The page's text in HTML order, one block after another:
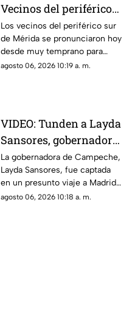
Vecinos del periférico
sur de Mérida ALZAN
LA VOZ tras INVASIÓN
de 'paracaidistas'
Los vecinos del periférico sur
de Mérida se pronunciaron hoy
desde muy temprano para
realizar el bloqueo con llantas y
agosto 06, 2026 10:19 a. m.
VIDEO: Tunden a Layda
Sansores, gobernadora
de Campeche, por
presunto viaje a
Madrid
La gobernadora de Campeche,
Layda Sansores, fue captada
en un presunto viaje a Madrid
mientras el estado atraviesa
agosto 06, 2026 10:18 a. m.